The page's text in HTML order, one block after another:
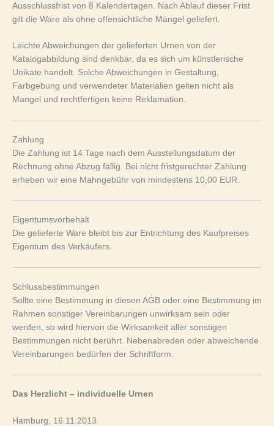
Ausschlussfrist von 8 Kalendertagen. Nach Ablauf dieser Frist
gilt die Ware als ohne offensichtliche Mängel geliefert.
Leichte Abweichungen der gelieferten Urnen von der
Katalogabbildung sind denkbar, da es sich um künstlerische
Unikate handelt. Solche Abweichungen in Gestaltung,
Farbgebung und verwendeter Materialien gelten nicht als
Mangel und rechtfertigen keine Reklamation.
Zahlung
Die Zahlung ist 14 Tage nach dem Ausstellungsdatum der
Rechnung ohne Abzug fällig. Bei nicht fristgerechter Zahlung
erheben wir eine Mahngebühr von mindestens 10,00 EUR.
Eigentumsvorbehalt
Die gelieferte Ware bleibt bis zur Entrichtung des Kaufpreises
Eigentum des Verkäufers.
Schlussbestimmungen
Sollte eine Bestimmung in diesen AGB oder eine Bestimmung im
Rahmen sonstiger Vereinbarungen unwirksam sein oder
werden, so wird hiervon die Wirksamkeit aller sonstigen
Bestimmungen nicht berührt. Nebenabreden oder abweichende
Vereinbarungen bedürfen der Schriftform.
Das Herzlicht – individuelle Urnen
Hamburg, 16.11.2013